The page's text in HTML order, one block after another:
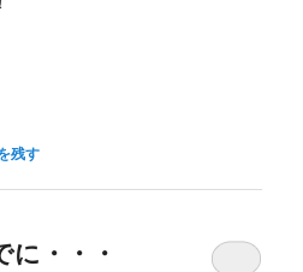
残す
・・・